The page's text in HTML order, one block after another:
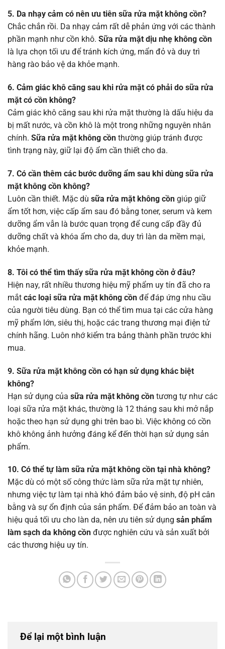
5. Da nhạy cảm có nên ưu tiên sữa rửa mặt không cồn?
Chắc chắn rồi. Da nhạy cảm rất dễ phản ứng với các thành
phần mạnh như cồn khô. Sữa rửa mặt dịu nhẹ không cồn
là lựa chọn tối ưu để tránh kích ứng, mẩn đỏ và duy trì
hàng rào bảo vệ da khỏe mạnh.
6. Cảm giác khô căng sau khi rửa mặt có phải do sữa rửa
mặt có cồn không?
Cảm giác khô căng sau khi rửa mặt thường là dấu hiệu da
bị mất nước, và cồn khô là một trong những nguyên nhân
chính. Sữa rửa mặt không cồn thường giúp tránh được
tình trạng này, giữ lại độ ẩm cần thiết cho da.
7. Có cần thêm các bước dưỡng ẩm sau khi dùng sữa rửa
mặt không cồn không?
Luôn cần thiết. Mặc dù sữa rửa mặt không cồn giúp giữ
ẩm tốt hơn, việc cấp ẩm sau đó bằng toner, serum và kem
dưỡng ẩm vẫn là bước quan trọng để cung cấp đầy đủ
dưỡng chất và khóa ẩm cho da, duy trì làn da mềm mại,
khỏe mạnh.
8. Tôi có thể tìm thấy sữa rửa mặt không cồn ở đâu?
Hiện nay, rất nhiều thương hiệu mỹ phẩm uy tín đã cho ra
mắt các loại sữa rửa mặt không cồn để đáp ứng nhu cầu
của người tiêu dùng. Bạn có thể tìm mua tại các cửa hàng
mỹ phẩm lớn, siêu thị, hoặc các trang thương mại điện tử
chính hãng. Luôn nhớ kiểm tra bảng thành phần trước khi
mua.
9. Sữa rửa mặt không cồn có hạn sử dụng khác biệt
không?
Hạn sử dụng của sữa rửa mặt không cồn tương tự như các
loại sữa rửa mặt khác, thường là 12 tháng sau khi mở nắp
hoặc theo hạn sử dụng ghi trên bao bì. Việc không có cồn
khô không ảnh hưởng đáng kể đến thời hạn sử dụng sản
phẩm.
10. Có thể tự làm sữa rửa mặt không cồn tại nhà không?
Mặc dù có một số công thức làm sữa rửa mặt tự nhiên,
nhưng việc tự làm tại nhà khó đảm bảo vệ sinh, độ pH cân
bằng và sự ổn định của sản phẩm. Để đảm bảo an toàn và
hiệu quả tối ưu cho làn da, nên ưu tiên sử dụng sản phẩm
làm sạch da không cồn được nghiên cứu và sản xuất bởi
các thương hiệu uy tín.
Để lại một bình luận